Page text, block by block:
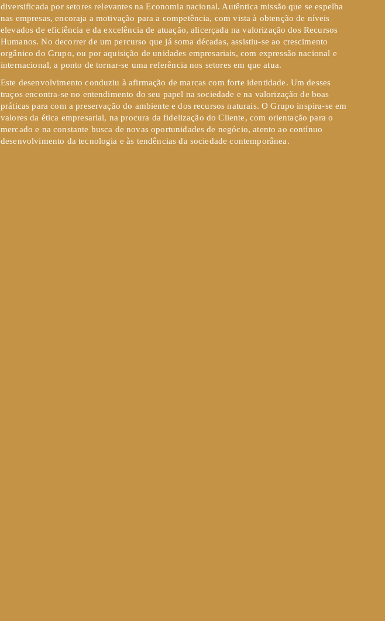
diversificada por setores relevantes na Economia nacional. Autêntica missão que se espelha
nas empresas, encoraja a motivação para a competência, com vista à obtenção de níveis
elevados de eficiência e da excelência de atuação, alicerçada na valorização dos Recursos
Humanos. No decorrer de um percurso que já soma décadas, assistiu-se ao crescimento
orgânico do Grupo, ou por aquisição de unidades empresariais, com expressão nacional e
internacional, a ponto de tornar-se uma referência nos setores em que atua.
Este desenvolvimento conduziu à afirmação de marcas com forte identidade. Um desses
traços encontra-se no entendimento do seu papel na sociedade e na valorização de boas
práticas para com a preservação do ambiente e dos recursos naturais. O Grupo inspira-se em
valores da ética empresarial, na procura da fidelização do Cliente, com orientação para o
mercado e na constante busca de novas oportunidades de negócio, atento ao contínuo
desenvolvimento da tecnologia e às tendências da sociedade contemporânea.